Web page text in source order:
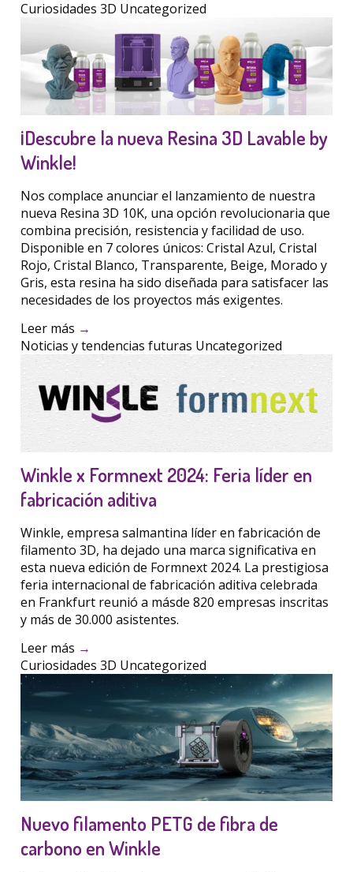
Curiosidades 3D Uncategorized
¡Descubre la nueva Resina 3D Lavable by
Winkle!
Nos complace anunciar el lanzamiento de nuestra
nueva Resina 3D 10K, una opción revolucionaria que
combina precisión, resistencia y facilidad de uso.
Disponible en 7 colores únicos: Cristal Azul, Cristal
Rojo, Cristal Blanco, Transparente, Beige, Morado y
Gris, esta resina ha sido diseñada para satisfacer las
necesidades de los proyectos más exigentes.
Leer más →
Noticias y tendencias futuras Uncategorized
Winkle x Formnext 2024: Feria líder en
fabricación aditiva
Winkle, empresa salmantina líder en fabricación de
filamento 3D, ha dejado una marca significativa en
esta nueva edición de Formnext 2024. La prestigiosa
feria internacional de fabricación aditiva celebrada
en Frankfurt reunió a másde 820 empresas inscritas
y más de 30.000 asistentes.
Leer más →
Curiosidades 3D Uncategorized
Nuevo filamento PETG de fibra de
carbono en Winkle